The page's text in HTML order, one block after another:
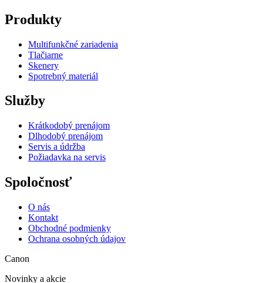
Produkty
Multifunkčné zariadenia
Tlačiarne
Skenery
Spotrebný materiál
Služby
Krátkodobý prenájom
Dlhodobý prenájom
Servis a údržba
Požiadavka na servis
Spoločnosť
O nás
Kontakt
Obchodné podmienky
Ochrana osobných údajov
Canon
Novinky a akcie